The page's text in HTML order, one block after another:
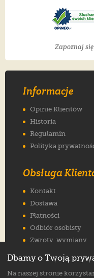
Zapoznaj
Informacje
Opinie Klientów
Historia
Regulamin
Polityka
Obsługa
Kontakt
Dostawa
Płatności
Odbiór osobisty
Zwroty, wymiany
Jak wybrać rozmiar
Dbamy o Twoją
Na naszej stronie